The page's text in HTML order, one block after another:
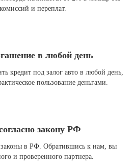
и переплат.
в любой день
кредит под залог авто в любой день,
пользование деньгами.
закону РФ
в РФ. Обратившись к нам, вы
и проверенного партнера.